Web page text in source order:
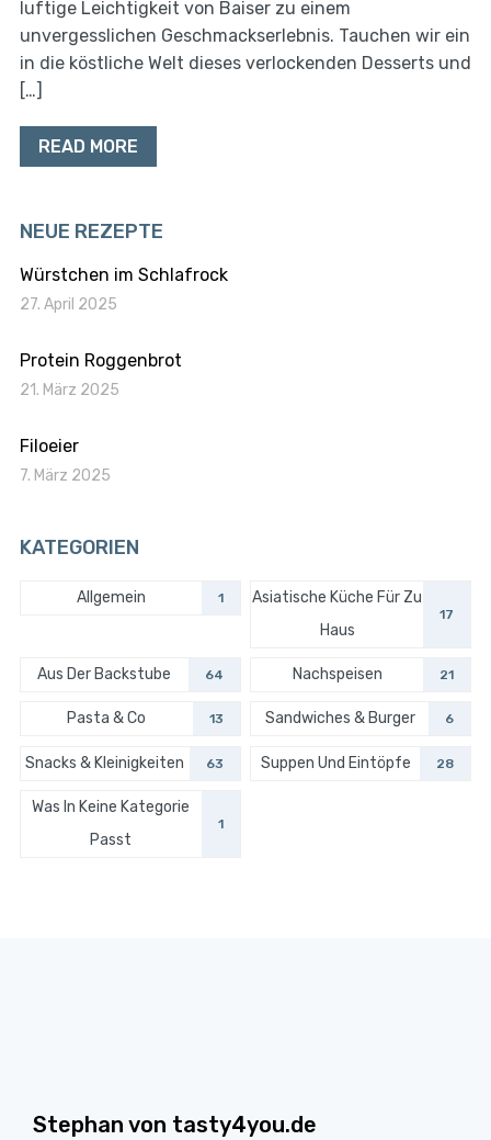
luftige Leichtigkeit von Baiser zu einem
unvergesslichen Geschmackserlebnis. Tauchen wir ein
in die köstliche Welt dieses verlockenden Desserts und
[…]
READ MORE
NEUE REZEPTE
Würstchen im Schlafrock
27. April 2025
Protein Roggenbrot
21. März 2025
Filoeier
7. März 2025
KATEGORIEN
Allgemein 1
Asiatische Küche Für Zu
Haus
17
Aus Der Backstube 64 Nachspeisen 21
Pasta & Co 13 Sandwiches & Burger 6
Snacks & Kleinigkeiten 63 Suppen Und Eintöpfe 28
Was In Keine Kategorie
Passt
1
Stephan von tasty4you.de